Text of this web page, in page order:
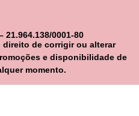
21.964.138/0001-80
direito de corrigir ou alterar
e disponibilidade de
momento.